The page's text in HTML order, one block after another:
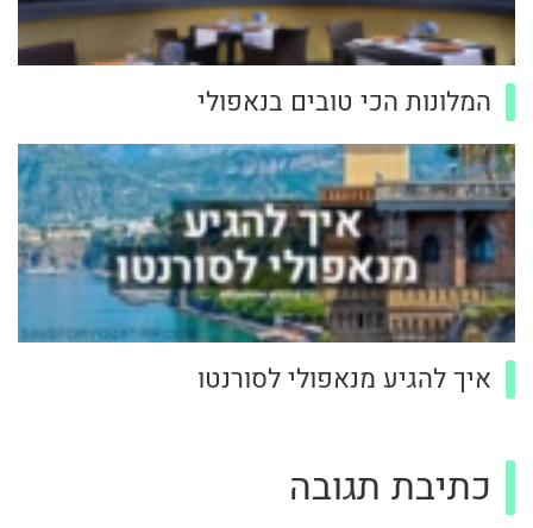
המלונות הכי טובים בנאפולי
איך להגיע מנאפולי לסורנטו
כתיבת תגובה